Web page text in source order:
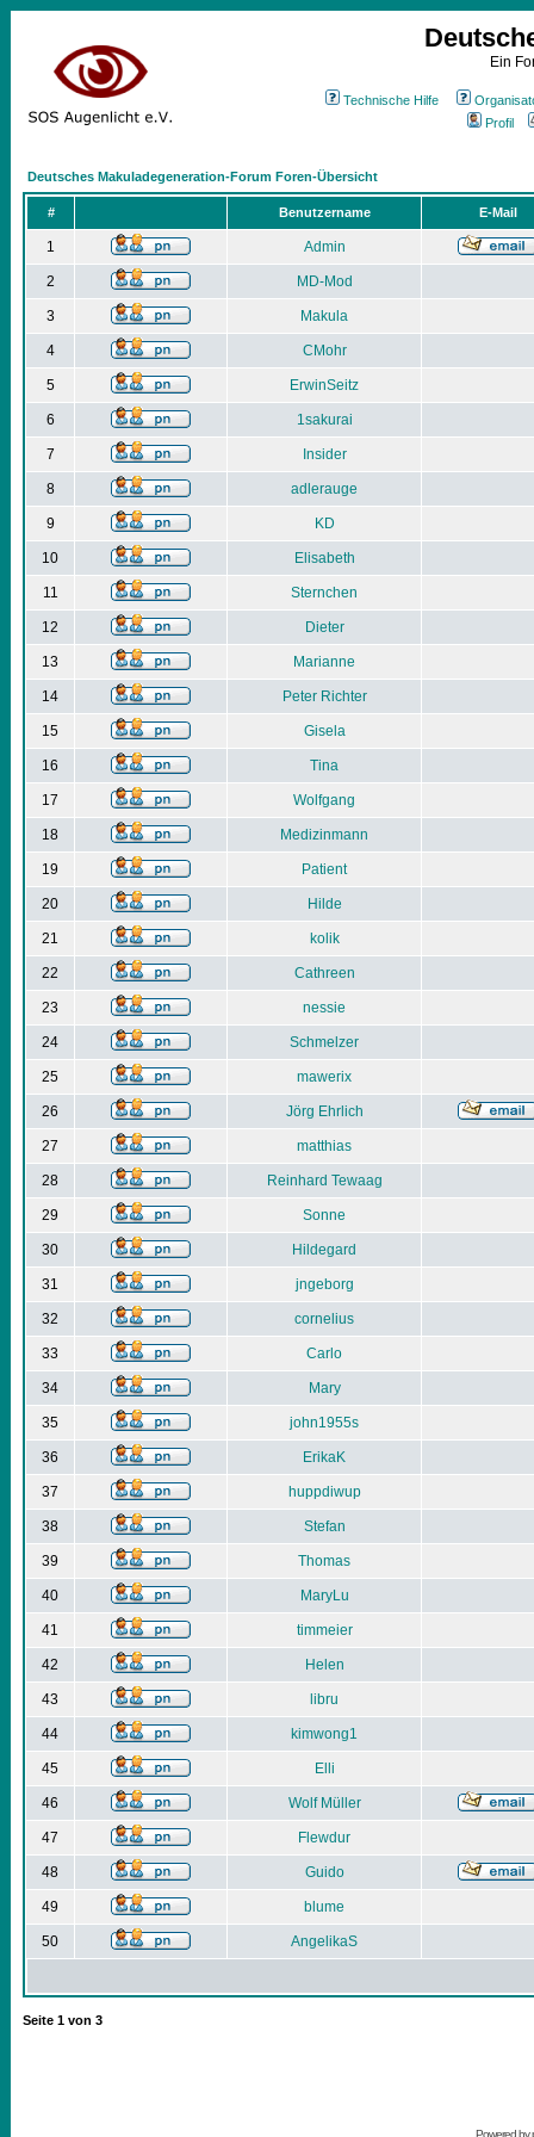
Ein
Technische Hilfe
Profil
Deutsches Makuladegeneration-Forum Foren-Übersicht
# Benutzername E-Mail
1 Admin
2 MD-Mod
3 Makula
4 CMohr
5 ErwinSeitz
6 1sakurai
7 Insider
8 adlerauge
9 KD
10 Elisabeth
11 Sternchen
12 Dieter
13 Marianne
14 Peter Richter
15 Gisela
16 Tina
17 Wolfgang
18 Medizinmann
19 Patient
20 Hilde
21 kolik
22 Cathreen
23 nessie
24 Schmelzer
25 mawerix
26 Jörg Ehrlich
27 matthias
28 Reinhard Tewaag
29 Sonne
30 Hildegard
31 jngeborg
32 cornelius
33 Carlo
34 Mary
35 john1955s
36 ErikaK
37 huppdiwup
38 Stefan
39 Thomas
40 MaryLu
41 timmeier
42 Helen
43 libru
44 kimwong1
45 Elli
46 Wolf Müller
47 Flewdur
48 Guido
49 blume
50 AngelikaS
Seite 1 von 3
Powered by